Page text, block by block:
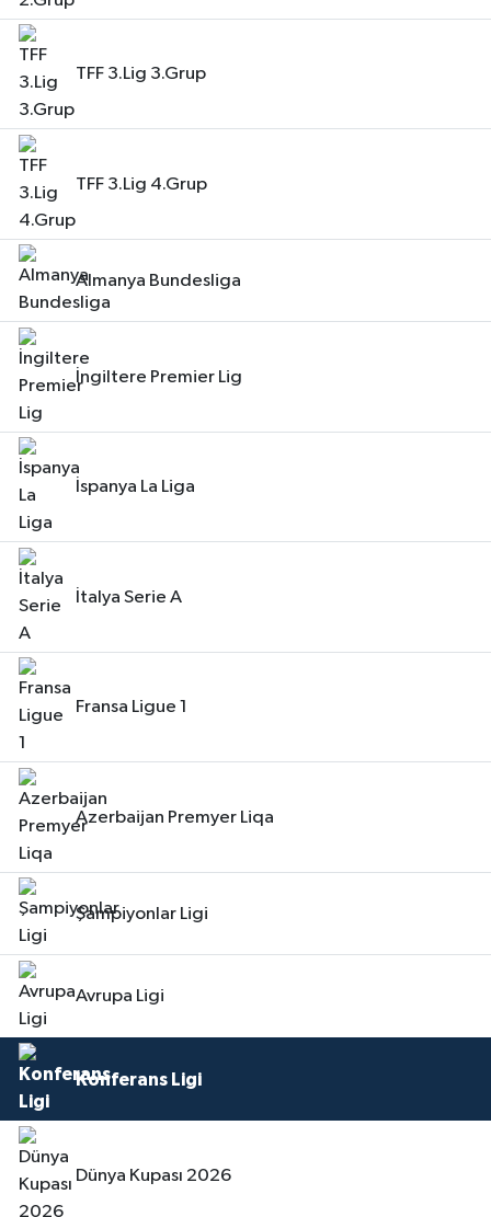
TFF 3.Lig 3.Grup
TFF 3.Lig 4.Grup
Almanya Bundesliga
İngiltere Premier Lig
İspanya La Liga
İtalya Serie A
Fransa Ligue 1
Azerbaijan Premyer Liqa
Şampiyonlar Ligi
Avrupa Ligi
Konferans Ligi
Dünya Kupası 2026